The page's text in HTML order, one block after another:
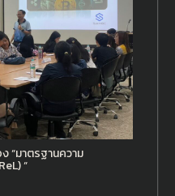
“มาตรฐานความ
“